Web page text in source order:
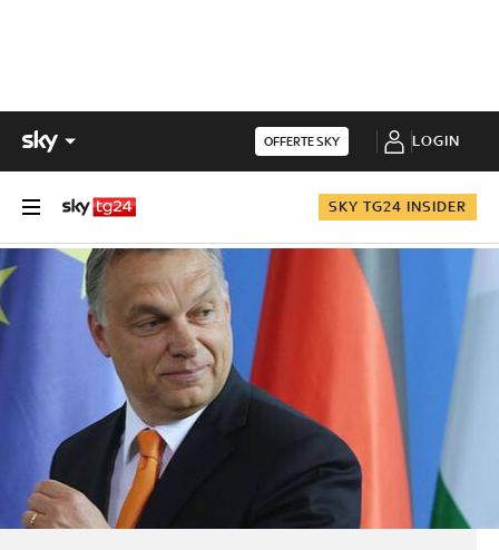
OFFERTE SKY LOGIN
SKY TG24 INSIDER